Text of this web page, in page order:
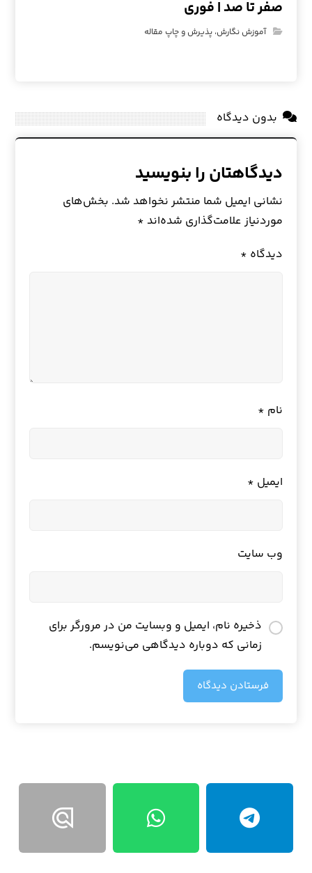
صفر تا صد | فوری
آموزش نگارش، پذیرش و چاپ مقاله
بدون دیدگاه
دیدگاهتان را بنویسید
نشانی ایمیل شما منتشر نخواهد شد. بخش‌های
موردنیاز علامت‌گذاری شده‌اند *
دیدگاه *
نام *
ایمیل *
وب‌ سایت
ذخیره نام، ایمیل و وبسایت من در مرورگر برای
زمانی که دوباره دیدگاهی می‌نویسم.
فرستادن دیدگاه